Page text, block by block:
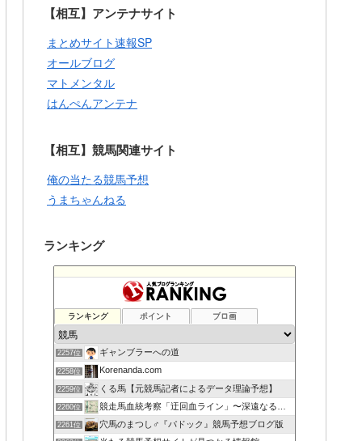
【相互】アンテナサイト
まとめサイト速報SP
オールブログ
マトメンタル
はんぺんアンテナ
【相互】競馬関連サイト
俺の当たる競馬予想
うまちゃんねる
ランキング
ランキング ポイント ブロ画
2257位 ギャンブラーへの道
2258位 Korenanda.com
2259位 くる馬【元競馬記者によるデータ理論予想】
2260位 競走馬血統考察「迂回血ライン」〜深遠なる血の連鎖〜
2261位 穴馬のまつし♂『パドック』競馬予想ブログ版